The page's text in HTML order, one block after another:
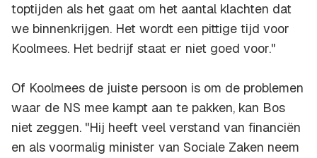
toptijden als het gaat om het aantal klachten dat
we binnenkrijgen. Het wordt een pittige tijd voor
Koolmees. Het bedrijf staat er niet goed voor."
Of Koolmees de juiste persoon is om de problemen
waar de NS mee kampt aan te pakken, kan Bos
niet zeggen. "Hij heeft veel verstand van financiën
en als voormalig minister van Sociale Zaken neem